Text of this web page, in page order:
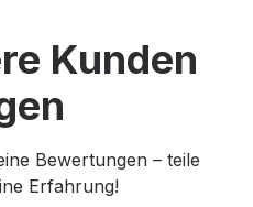
Kunden
Bewertungen – teile
Erfahrung!